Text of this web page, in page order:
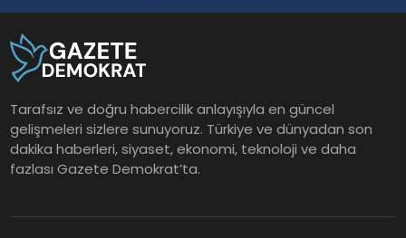
Tarafsız ve doğru habercilik anlayışıyla en güncel
gelişmeleri sizlere sunuyoruz. Türkiye ve dünyadan son
dakika haberleri, siyaset, ekonomi, teknoloji ve daha
fazlası Gazete Demokrat’ta.